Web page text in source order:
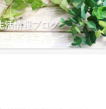
活情報ブログ